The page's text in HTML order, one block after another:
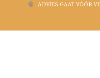
ADVIES GAAT VÓÓR